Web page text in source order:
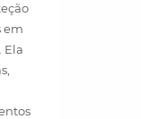
em
Ela